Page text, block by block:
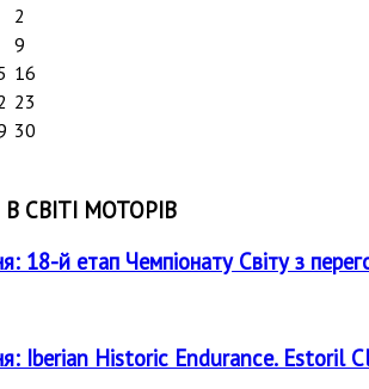
2
9
16
23
30
СВІТІ МОТОРІВ
18-й етап Чемпіонату Світу з
Iberian Historic Endurance. Estoril